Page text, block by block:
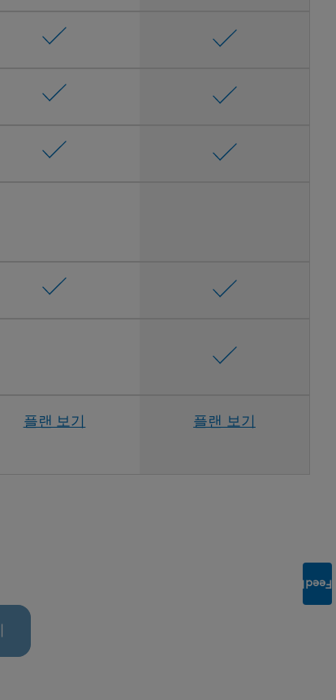
플랜 보기 플랜 보기
Feedback